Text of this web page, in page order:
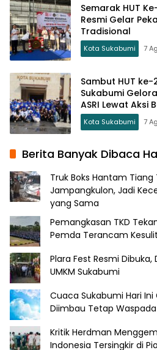
Semarak HUT
Resmi Gelar
Tradisional
Kota Sukabumi 7
Sambut HUT
Sukabumi
ASRI Lewat Aksi
Kota Sukabumi 7
Berita Banyak Dibaca
Truk Boks Hantam Tiang
Jampangkulon, Jadi
yang Sama
Pemangkasan TKD
Pemda Terancam
Plara Fest Resmi
UMKM Sukabumi
Cuaca Sukabumi Hari
Diimbau Tetap
Kritik Herdman
Indonesia Tersingkir di